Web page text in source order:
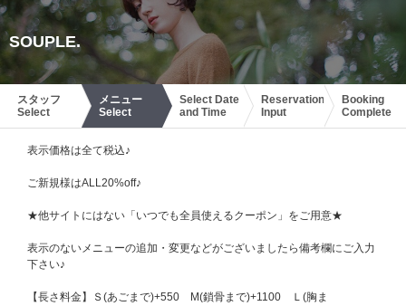
SOUPLE.
スタッフ
Select
メニュー
Select
Select Date
and Time
Reservation
Input
Booking
Complete
表示価格は全て税込♪
ご新規様はALL20%off♪
★他サイトにはない「いつでも全員使えるクーポン」をご用意★
表示のないメニューの追加・変更などがございましたら備考欄にご入力
下さい♪
【長さ料金】Ｓ(あごまで)+550 М(鎖骨まで)+1100 Ｌ(胸ま